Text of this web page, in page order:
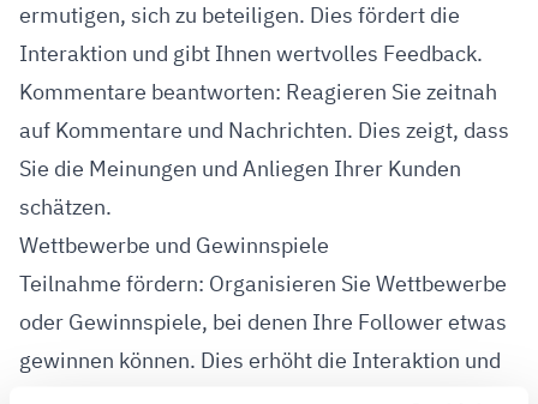
ermutigen, sich zu beteiligen. Dies fördert die
Interaktion und gibt Ihnen wertvolles Feedback.
Kommentare beantworten: Reagieren Sie zeitnah
auf Kommentare und Nachrichten. Dies zeigt, dass
Sie die Meinungen und Anliegen Ihrer Kunden
schätzen.
Wettbewerbe und Gewinnspiele
Teilnahme fördern: Organisieren Sie Wettbewerbe
oder Gewinnspiele, bei denen Ihre Follower etwas
gewinnen können. Dies erhöht die Interaktion und